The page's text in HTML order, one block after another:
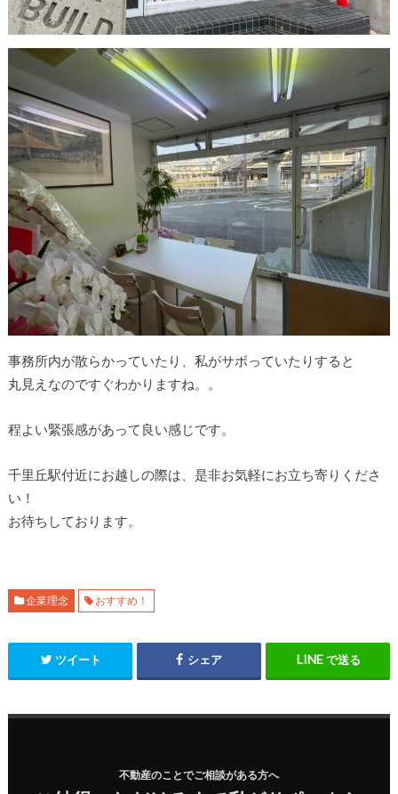
事務所内が散らかっていたり、私がサボっていたりすると
丸見えなのですぐわかりますね。。
程よい緊張感があって良い感じです。
千里丘駅付近にお越しの際は、是非お気軽にお立ち寄りくださ
い！
お待ちしております。
企業理念 おすすめ！
ツイート シェア で送る
不動産のことでご相談がある方へ